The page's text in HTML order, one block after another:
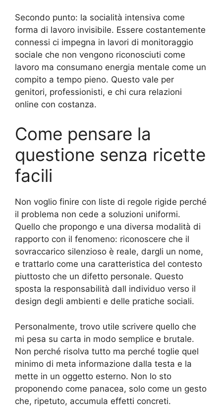
Secondo punto: la socialità intensiva come
forma di lavoro invisibile. Essere costantemente
connessi ci impegna in lavori di monitoraggio
sociale che non vengono riconosciuti come
lavoro ma consumano energia mentale come un
compito a tempo pieno. Questo vale per
genitori, professionisti, e chi cura relazioni
online con costanza.
Come pensare la
questione senza ricette
facili
Non voglio finire con liste di regole rigide perché
il problema non cede a soluzioni uniformi.
Quello che propongo e una diversa modalità di
rapporto con il fenomeno: riconoscere che il
sovraccarico silenzioso è reale, dargli un nome,
e trattarlo come una caratteristica del contesto
piuttosto che un difetto personale. Questo
sposta la responsabilità dall individuo verso il
design degli ambienti e delle pratiche sociali.
Personalmente, trovo utile scrivere quello che
mi pesa su carta in modo semplice e brutale.
Non perché risolva tutto ma perché toglie quel
minimo di meta informazione dalla testa e la
mette in un oggetto esterno. Non lo sto
proponendo come panacea, solo come un gesto
che, ripetuto, accumula effetti concreti.